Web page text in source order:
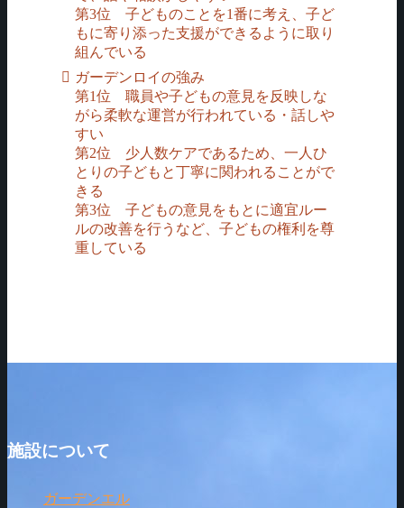
第3位 子どものことを1番に考え、子ど
もに寄り添った支援ができるように取り
組んでいる
ガーデンロイの強み
第1位 職員や子どもの意見を反映しな
がら柔軟な運営が行われている・話しや
すい
第2位 少人数ケアであるため、一人ひ
とりの子どもと丁寧に関われることがで
きる
第3位 子どもの意見をもとに適宜ルー
ルの改善を行うなど、子どもの権利を尊
重している
施設について
ガーデンエル